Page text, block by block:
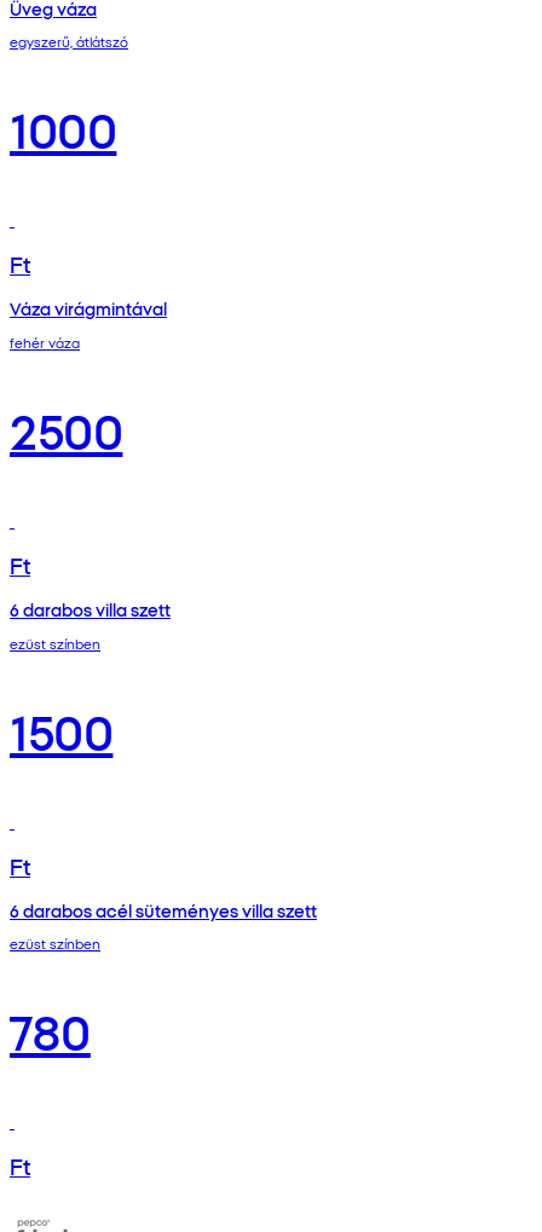
Üveg váza
egyszerű, átlátszó
1000
Ft
Váza virágmintával
fehér váza
2500
Ft
6 darabos villa szett
ezüst színben
1500
Ft
6 darabos acél süteményes villa szett
ezüst színben
780
Ft